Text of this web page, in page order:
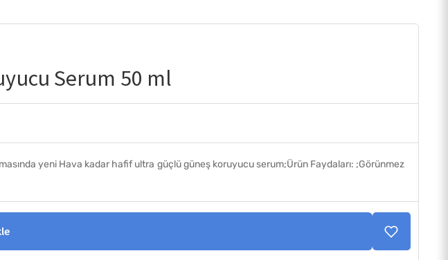
Serum 50 ml
yeni Hava kadar hafif ultra güçlü güneş koruyucu serum;Ürün Faydaları: ;Görünmez